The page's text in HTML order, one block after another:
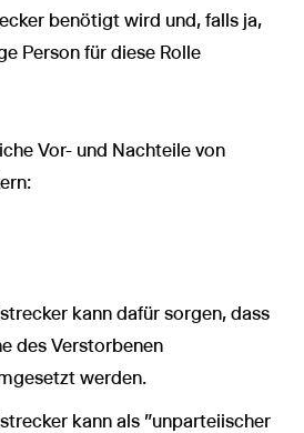
benötigt wird und, falls ja,
Person für diese Rolle
Vor- und Nachteile von
kann dafür sorgen, dass
des Verstorbenen
werden.
kann als "unparteiischer